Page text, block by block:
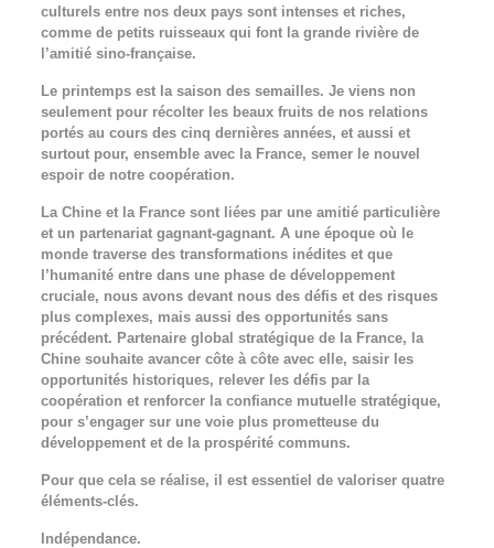
culturels entre nos deux pays sont intenses et riches,
comme de petits ruisseaux qui font la grande rivière de
l’amitié sino-française.
Le printemps est la saison des semailles. Je viens non
seulement pour récolter les beaux fruits de nos relations
portés au cours des cinq dernières années, et aussi et
surtout pour, ensemble avec la France, semer le nouvel
espoir de notre coopération.
La Chine et la France sont liées par une amitié particulière
et un partenariat gagnant-gagnant. A une époque où le
monde traverse des transformations inédites et que
l’humanité entre dans une phase de développement
cruciale, nous avons devant nous des défis et des risques
plus complexes, mais aussi des opportunités sans
précédent. Partenaire global stratégique de la France, la
Chine souhaite avancer côte à côte avec elle, saisir les
opportunités historiques, relever les défis par la
coopération et renforcer la confiance mutuelle stratégique,
pour s’engager sur une voie plus prometteuse du
développement et de la prospérité communs.
Pour que cela se réalise, il est essentiel de valoriser quatre
éléments-clés.
Indépendance.